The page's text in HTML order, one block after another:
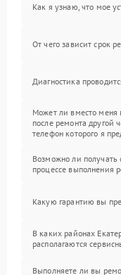
Как я узнаю, что мое
От чего зависит срок
Диагностика
Может ли вместо меня
после ремонта другой
телефон которого я
Возможно ли получать
процессе выполнения
Какую гарантию вы
В каких районах
располагаются
Выполняете ли вы